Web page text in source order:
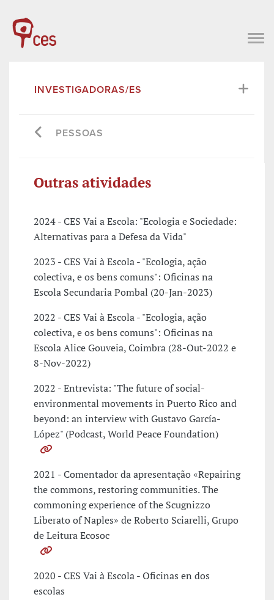
INVESTIGADORAS/ES
PESSOAS
Outras atividades
2024 - CES Vai a Escola: "Ecologia e Sociedade:
Alternativas para a Defesa da Vida"
2023 - CES Vai à Escola - "Ecologia, ação
colectiva, e os bens comuns": Oficinas na
Escola Secundaria Pombal (20-Jan-2023)
2022 - CES Vai à Escola - "Ecologia, ação
colectiva, e os bens comuns": Oficinas na
Escola Alice Gouveia, Coimbra (28-Out-2022 e
8-Nov-2022)
2022 - Entrevista: "The future of social-
environmental movements in Puerto Rico and
beyond: an interview with Gustavo García-
López" (Podcast, World Peace Foundation)
2021 - Comentador da apresentação «Repairing
the commons, restoring communities. The
commoning experience of the Scugnizzo
Liberato of Naples» de Roberto Sciarelli, Grupo
de Leitura Ecosoc
2020 - CES Vai à Escola - Oficinas en dos
escolas